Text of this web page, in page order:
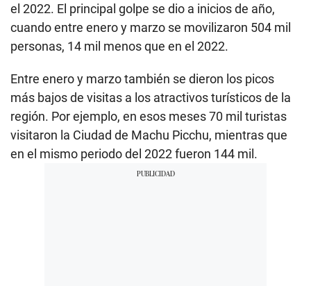
el 2022. El principal golpe se dio a inicios de año,
cuando entre enero y marzo se movilizaron 504 mil
personas, 14 mil menos que en el 2022.
Entre enero y marzo también se dieron los picos
más bajos de visitas a los atractivos turísticos de la
región. Por ejemplo, en esos meses 70 mil turistas
visitaron la Ciudad de Machu Picchu, mientras que
en el mismo periodo del 2022 fueron 144 mil.